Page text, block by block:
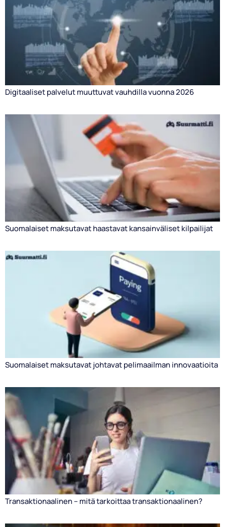
Digitaaliset palvelut muuttuvat vauhdilla vuonna 2026
Suomalaiset maksutavat haastavat kansainväliset kilpailijat
Suomalaiset maksutavat johtavat pelimaailman innovaatioita
Transaktionaalinen – mitä tarkoittaa transaktionaalinen?